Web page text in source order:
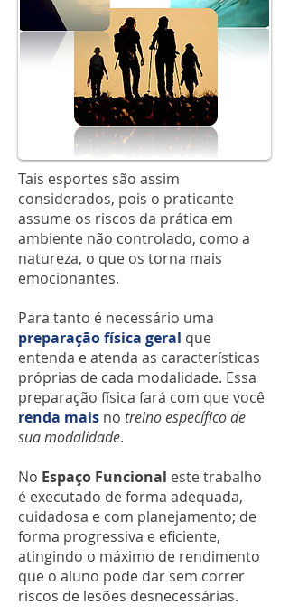
Tais esportes são assim
considerados, pois o praticante
assume os riscos da prática em
ambiente não controlado, como a
natureza, o que os torna mais
emocionantes.
Para tanto é necessário uma
preparação física geral que
entenda e atenda as características
próprias de cada modalidade. Essa
preparação física fará com que você
renda mais no treino específico de
sua modalidade.
No Espaço Funcional este trabalho
é executado de forma adequada,
cuidadosa e com planejamento; de
forma progressiva e eficiente,
atingindo o máximo de rendimento
que o aluno pode dar sem correr
riscos de lesões desnecessárias.